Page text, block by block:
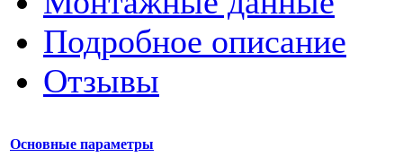
Подробное описание
Отзывы
Основные параметры